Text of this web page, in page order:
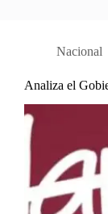
Nacional
Analiza el